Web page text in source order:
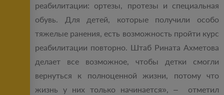
реабилитации: ортезы, протезы и специальная
обувь. Для детей, которые получили особо
тяжелые ранения, есть возможность пройти курс
реабилитации повторно. Штаб Рината Ахметова
делает все возможное, чтобы детки смогли
вернуться к полноценной жизни, потому что
жизнь у них только начинается», – отметил